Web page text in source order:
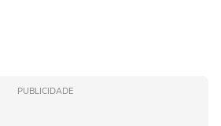
PUBLICIDADE